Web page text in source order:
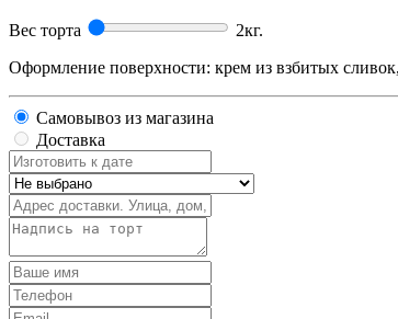
Вес торта 2кг.
Оформление поверхности: крем из взбитых
Самовывоз из магазина
Доставка